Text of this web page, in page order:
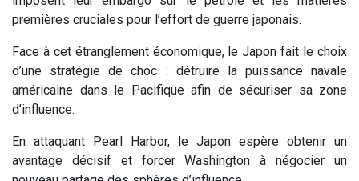
premières cruciales pour l’effort de guerre japonais.
Face à cet étranglement économique, le Japon fait le choix
d’une stratégie de choc : détruire la puissance navale
américaine dans le Pacifique afin de sécuriser sa zone
d’influence.
En attaquant Pearl Harbor, le Japon espère obtenir un
avantage décisif et forcer Washington à négocier un